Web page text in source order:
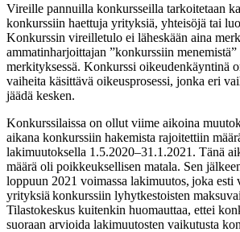
Vireille pannuilla konkursseilla tarkoitetaan
konkurssiin haettuja yrityksiä, yhteisöjä tai
Konkurssin vireilletulo ei läheskään aina
ammatinharjoittajan ”konkurssiin menemistä”
merkityksessä. Konkurssi oikeudenkäyntinä
vaiheita käsittävä oikeusprosessi, jonka eri
jäädä kesken.
Konkurssilaissa on ollut viime aikoina
aikana konkurssiin hakemista rajoitettiin
lakimuutoksella 1.5.2020–31.1.2021. Tänä
määrä oli poikkeuksellisen matala. Sen
loppuun 2021 voimassa lakimuutos, joka esti
yrityksiä konkurssiin lyhytkestoisten
Tilastokeskus kuitenkin huomauttaa, ettei
suoraan arvioida lakimuutosten vaikutusta